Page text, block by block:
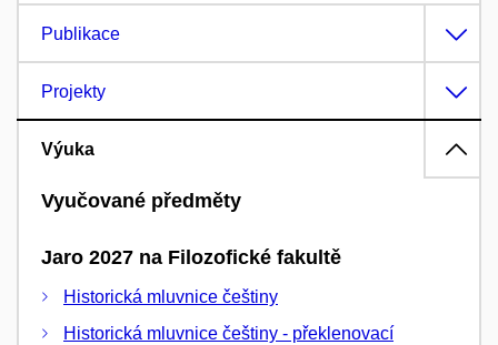
Publikace
Projekty
Výuka
Vyučované předměty
Jaro 2027 na Filozofické fakultě
Historická mluvnice češtiny
Historická mluvnice češtiny - překlenovací